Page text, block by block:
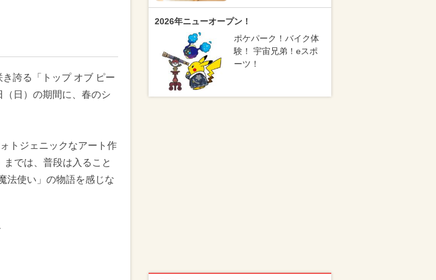
誇る「トップ オブ ピー
日）の期間に、春のシ
トジェニックなアート作
では、普段は入ること
法使い」の物語を感じな
2026年ニューオープン！
ポケパーク！バイク体
験！ 宇宙兄弟！eスポ
ーツ！